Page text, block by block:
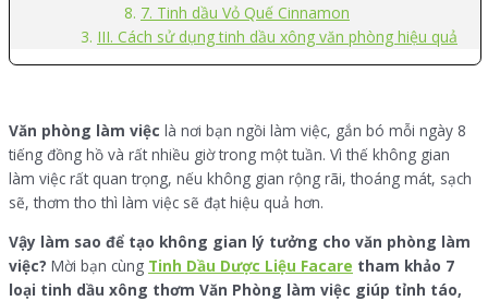
7. Tinh dầu Vỏ Quế Cinnamon
III. Cách sử dụng tinh dầu xông văn phòng hiệu quả
Văn phòng làm việc là nơi bạn ngồi làm việc, gắn bó mỗi ngày 8
tiếng đồng hồ và rất nhiều giờ trong một tuần. Vì thế không gian
làm việc rất quan trọng, nếu không gian rộng rãi, thoáng mát, sạch
sẽ, thơm tho thì làm việc sẽ đạt hiệu quả hơn.
Vậy làm sao để tạo không gian lý tưởng cho văn phòng làm
việc? Mời bạn cùng Tinh Dầu Dược Liệu Facare tham khảo 7
loại tinh dầu xông thơm Văn Phòng làm việc giúp tỉnh táo,